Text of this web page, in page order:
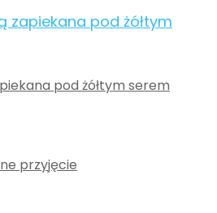
pod żółtym serem
przyjęcie